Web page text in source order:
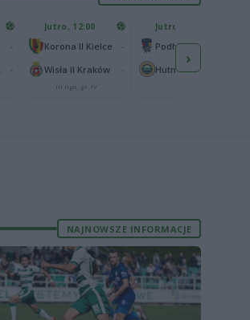
Jutro, 12:00
Korona II Kielce
Wisła II Kraków
III liga, gr. IV
Jutro, 13:00
Hutnik Kraków
›
NAJNOWSZE INFORMACJE